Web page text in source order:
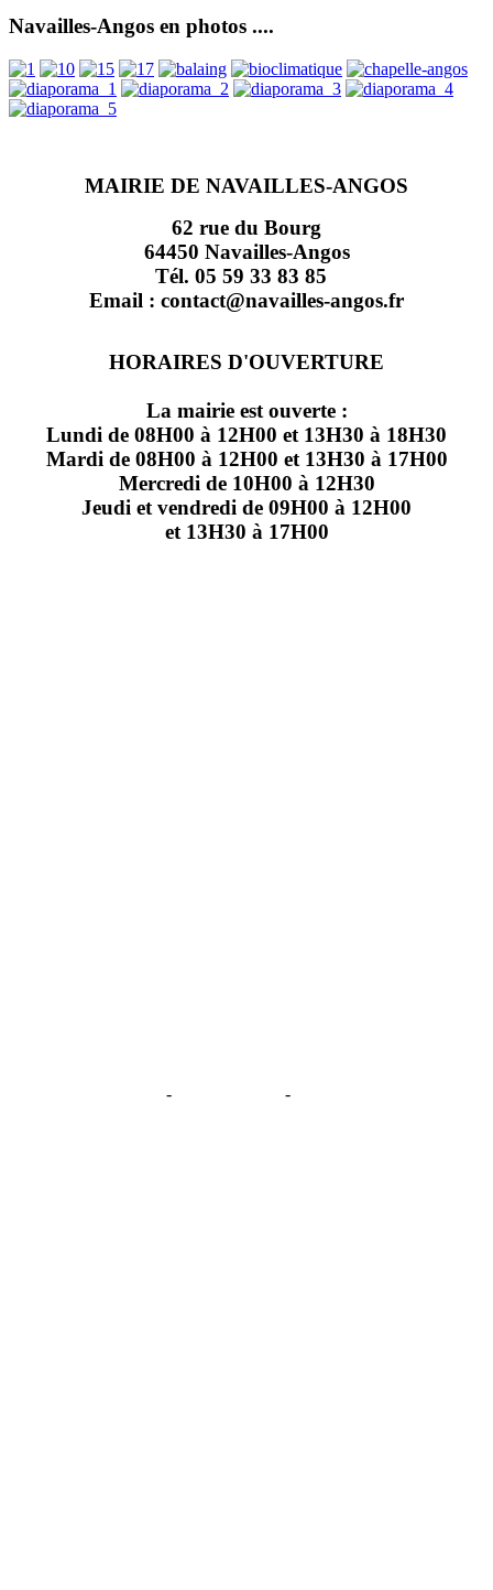
Navailles-Angos en photos ....
MAIRIE DE NAVAILLES-ANGOS
62 rue du Bourg
64450 Navailles-Angos
Tél. 05 59 33 83 85
Email : contact@navailles-angos.fr
HORAIRES D'OUVERTURE
La mairie est ouverte :
Lundi de 08H00 à 12H00 et 13H30 à 18H30
Mardi de 08H00 à 12H00 et 13H30 à 17H00
Mercredi de 10H00 à 12H30
Jeudi et vendredi de 09H00 à 12H00
et 13H30 à 17H00
- -